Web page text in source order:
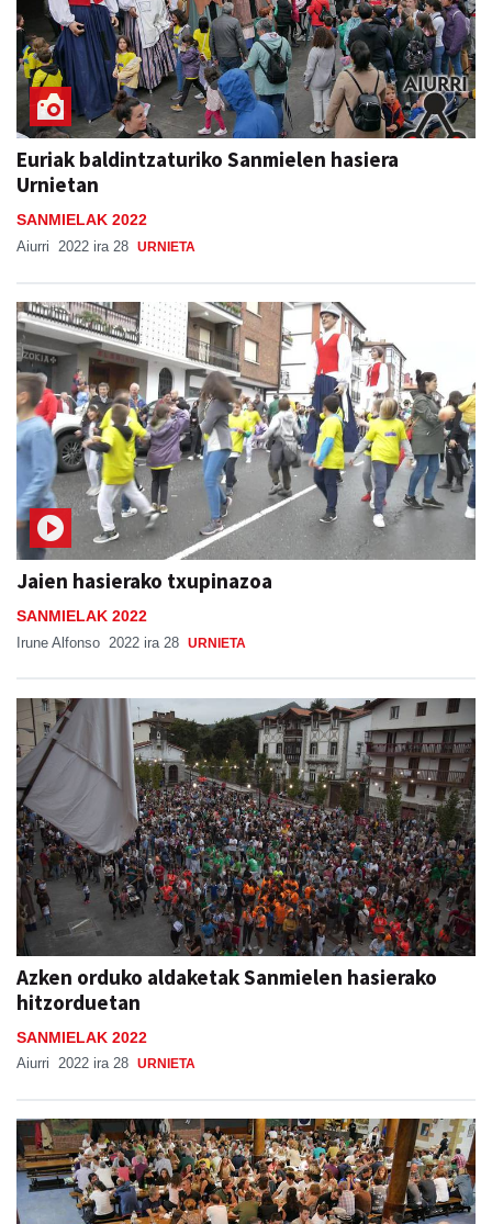
Euriak baldintzaturiko Sanmielen hasiera
Urnietan
SANMIELAK 2022
Aiurri 2022 ira 28 URNIETA
Jaien hasierako txupinazoa
SANMIELAK 2022
Irune Alfonso 2022 ira 28 URNIETA
Azken orduko aldaketak Sanmielen hasierako
hitzorduetan
SANMIELAK 2022
Aiurri 2022 ira 28 URNIETA